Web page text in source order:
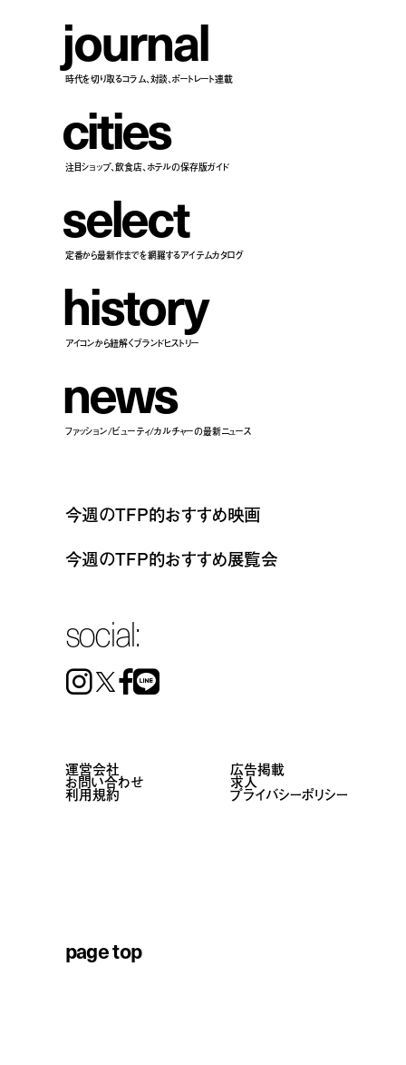
journal
時代を切り取るコラム、対談、ポートレート連載
cities
注目ショップ、飲食店、ホテルの保存版ガイド
select
定番から最新作までを網羅するアイテムカタログ
history
アイコンから紐解くブランドヒストリー
news
ファッション/ビューティ/カルチャーの最新ニュース
今週のTFP的おすすめ映画
今週のTFP的おすすめ展覧会
social:
Instagram FacebookLine
運営会社 広告掲載
お問い合わせ 求人
利用規約 プライバシーポリシー
page top